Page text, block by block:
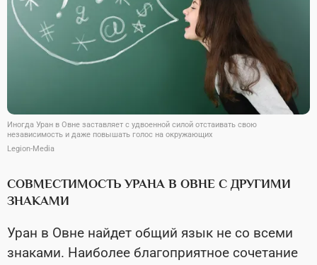
Иногда Уран в Овне заставляет с удвоенной силой отстаивать свою
независимость и даже повышать голос на окружающих
Legion-Media
СОВМЕСТИМОСТЬ УРАНА В ОВНЕ С ДРУГИМИ
ЗНАКАМИ
Уран в Овне найдет общий язык не со всеми
знаками. Наиболее благоприятное сочетание